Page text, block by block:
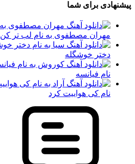
پیشنهادی برای شما
مهران مصطفوی به نام لب تر کن
دختر خوشگله
نام فیانسه
نام کی هواییت کرد